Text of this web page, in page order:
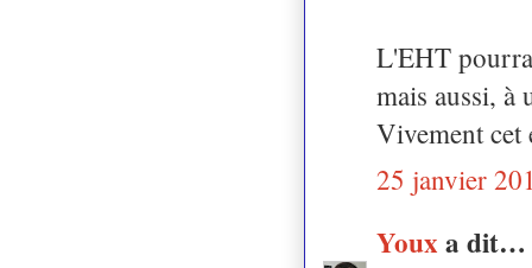
L'EHT
mais aussi, à
Vivement cet
25 janvier
Youx a dit…